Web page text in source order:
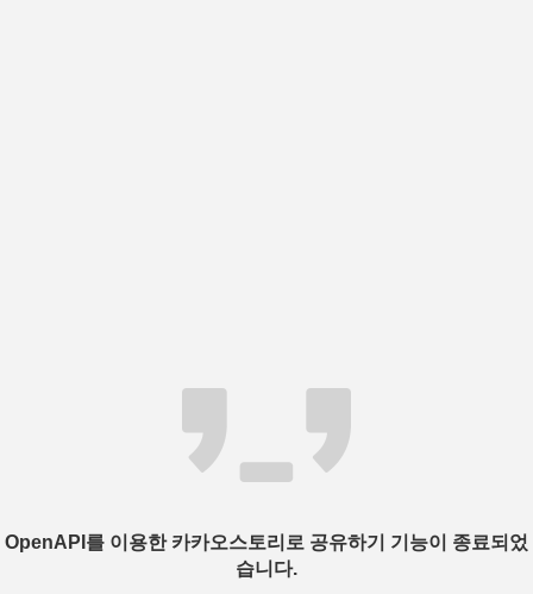
OpenAPI를 이용한 카카오스토리로 공유하기 기능이 종료되었
습니다.